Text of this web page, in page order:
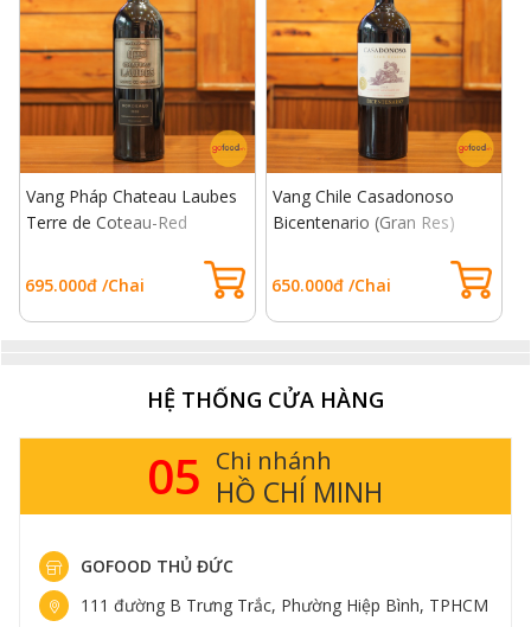
Vang Pháp Chateau Laubes
Terre de Coteau-Red
695.000đ /Chai
Vang Chile Casadonoso
Bicentenario (Gran Res)
650.000đ /Chai
HỆ THỐNG CỬA HÀNG
05 Chi nhánh
HỒ CHÍ MINH
GOFOOD THỦ ĐỨC
111 đường B Trưng Trắc, Phường Hiệp Bình, TPHCM